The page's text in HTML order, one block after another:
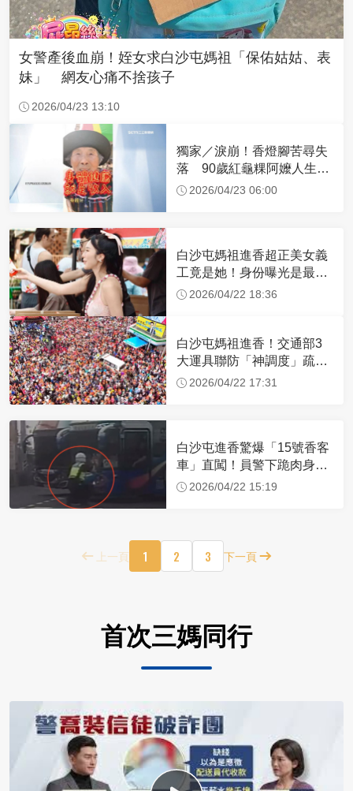
女警產後血崩！姪女求白沙屯媽祖「保佑姑姑、表
妹」 網友心痛不捨孩子
2026/04/23 13:10
獨家／淚崩！香燈腳苦尋失
落 90歲紅龜粿阿嬤人生謝
幕2026/04/23 06:00
白沙屯媽祖進香超正美女義
工竟是她！身份曝光是最美
禮生 一輩子不結婚
2026/04/22 18:36
白沙屯媽祖進香！交通部3
大運具聯防「神調度」疏運
32.1萬創新高
2026/04/22 17:31
白沙屯進香驚爆「15號香客
車」直闖！員警下跪肉身擋
車：讓行人先過
2026/04/22 15:19
上一頁 1 2 3 下一頁
首次三媽同行